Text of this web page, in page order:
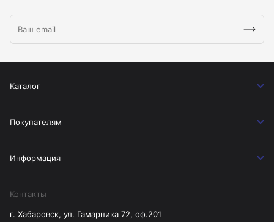
Каталог
Покупателям
Информация
Контакты
г. Хабаровск, ул. Гамарника 72, оф.201